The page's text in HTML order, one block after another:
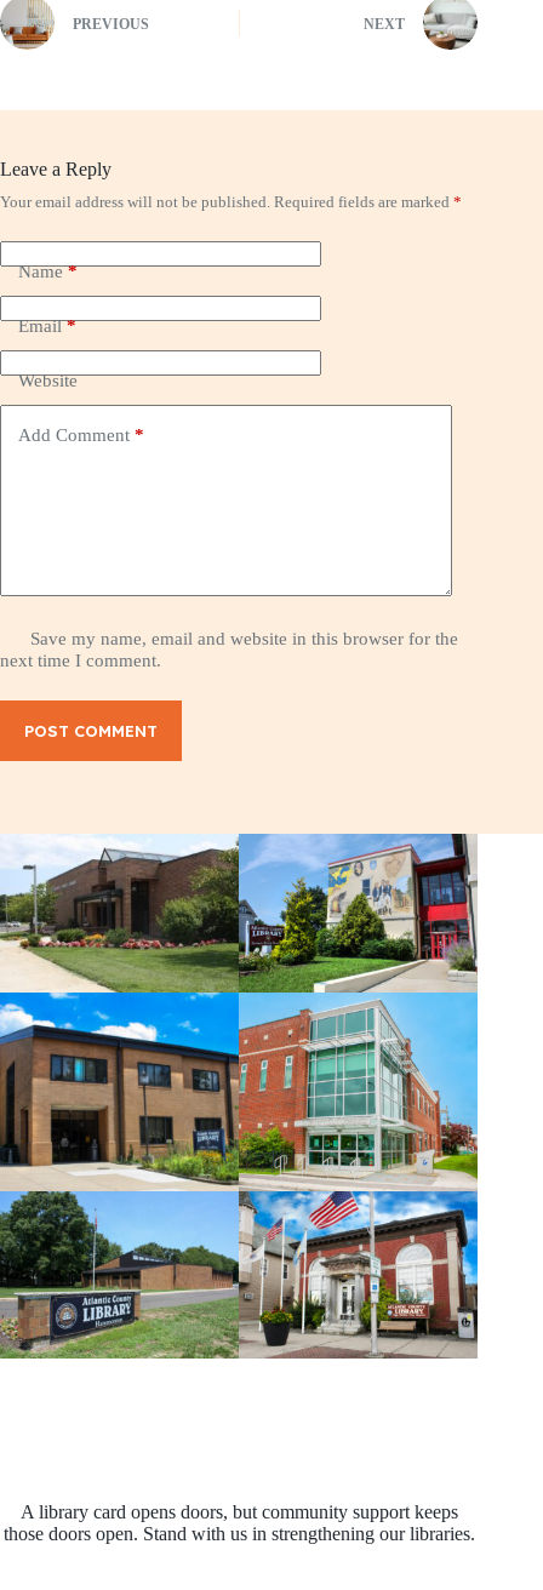
PREVIOUS NEXT
Leave a Reply
Your email address will not be published. Required fields are marked *
Name*
Email*
Website
Add Comment *
Save my name, email and website in this browser for the
next time I comment.
POST COMMENT
A library card opens doors, but community support keeps
those doors open. Stand with us in strengthening our libraries.